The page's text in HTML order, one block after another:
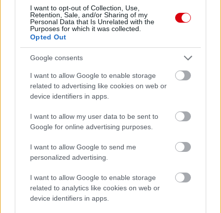
I want to opt-out of Collection, Use,
Retention, Sale, and/or Sharing of my
Personal Data that Is Unrelated with the
Purposes for which it was collected.
Opted Out
Google consents
I want to allow Google to enable storage
related to advertising like cookies on web or
device identifiers in apps.
I want to allow my user data to be sent to
Google for online advertising purposes.
I want to allow Google to send me
personalized advertising.
I want to allow Google to enable storage
related to analytics like cookies on web or
device identifiers in apps.